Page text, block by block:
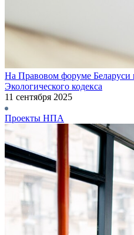
На Правовом форуме Беларуси
Экологического кодекса
11 сентября 2025
Проекты НПА